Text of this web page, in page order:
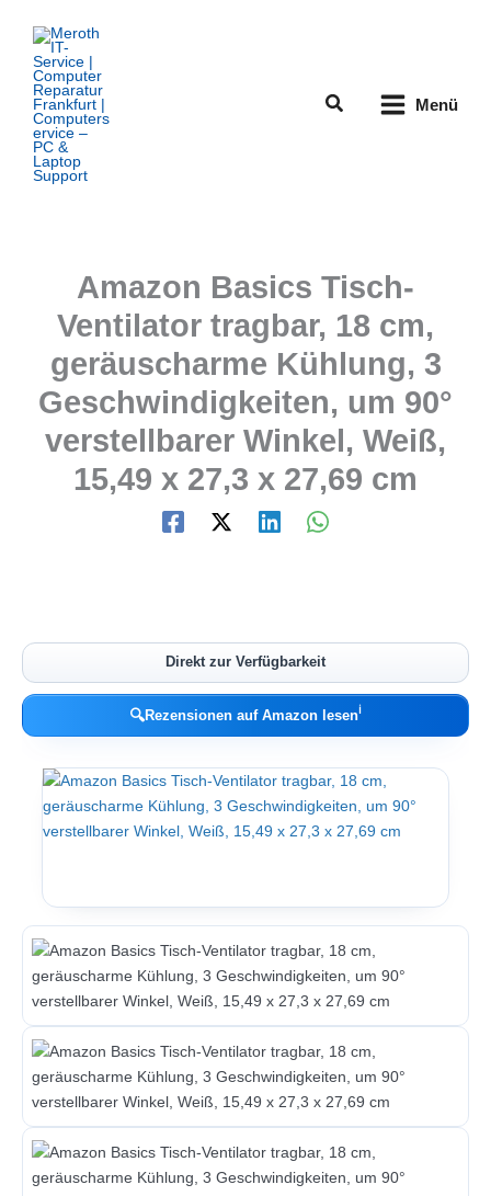
Inhalt
springen
Suchen Menü
Amazon Basics Tisch-
Ventilator tragbar, 18 cm,
geräuscharme Kühlung, 3
Geschwindigkeiten, um 90°
verstellbarer Winkel, Weiß,
15,49 x 27,3 x 27,69 cm
Direkt zur Verfügbarkeit
🔍Rezensionen auf Amazon lesenℹ︎